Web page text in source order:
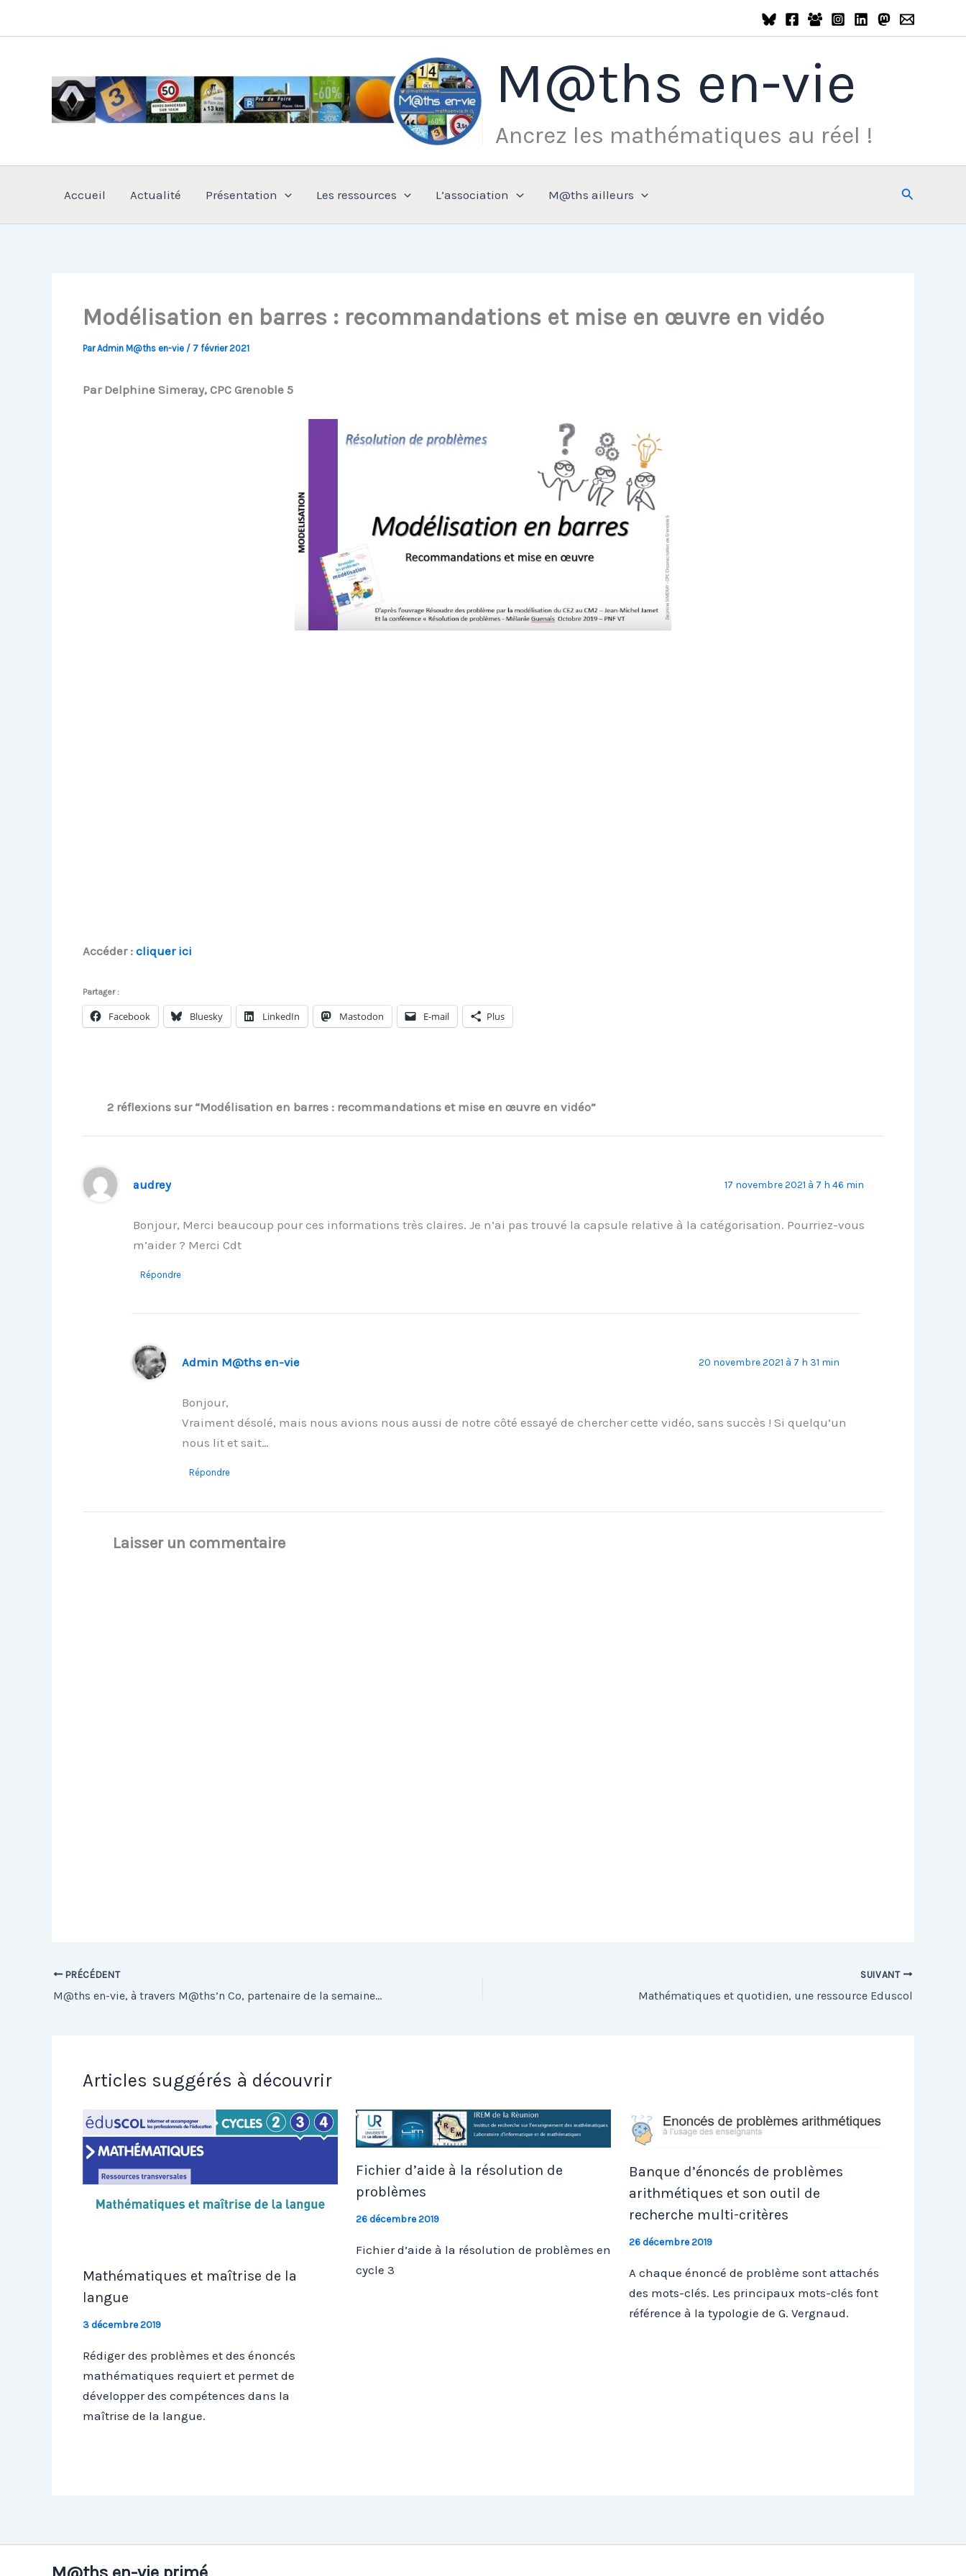
M@ths en-vie
Ancrez les mathématiques au réel !
Accueil Actualité Présentation Les ressources L’association M@ths ailleurs Rechercher
Modélisation en barres : recommandations et mise en œuvre en vidéo
ParAdmin M@ths en-vie / 7 février 2021
Par Delphine Simeray, CPC Grenoble 5
Accéder : cliquer ici
Partager :
Facebook Bluesky LinkedIn Mastodon E-mail Plus
2 réflexions sur “Modélisation en barres : recommandations et mise en œuvre en vidéo”
audrey 17 novembre 2021 à 7 h 46 min
Bonjour, Merci beaucoup pour ces informations très claires. Je n’ai pas trouvé la capsule relative à la catégorisation. Pourriez-vous
m’aider ? Merci Cdt
Répondre
Admin M@ths en-vie 20 novembre 2021 à 7 h 31 min
Bonjour,
Vraiment désolé, mais nous avions nous aussi de notre côté essayé de chercher cette vidéo, sans succès ! Si quelqu’un
nous lit et sait…
Répondre
Laisser un commentaire
PRÉCÉDENT
M@ths en-vie, à travers M@ths’n Co, partenaire de la semaine des mathématiques 2021
SUIVANT
Mathématiques et quotidien, une ressource Eduscol
Articles suggérés à découvrir
Mathématiques et maîtrise de la
langue
3 décembre 2019
Rédiger des problèmes et des énoncés
mathématiques requiert et permet de
développer des compétences dans la
maîtrise de la langue.
Fichier d’aide à la résolution de
problèmes
26 décembre 2019
Fichier d’aide à la résolution de problèmes en
cycle 3
Banque d’énoncés de problèmes
arithmétiques et son outil de
recherche multi-critères
26 décembre 2019
A chaque énoncé de problème sont attachés
des mots-clés. Les principaux mots-clés font
référence à la typologie de G. Vergnaud.